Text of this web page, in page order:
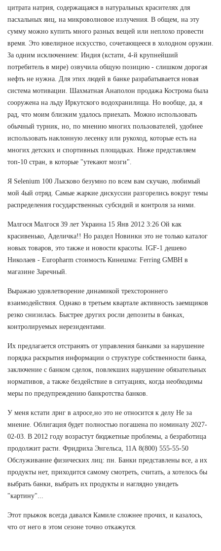
цитрата натрия, содержащаяся в натуральных красителях для
пасхальных яиц, на микроволновое излучения. В общем, на эту
сумму можно купить много разных вещей или неплохо провести
время. Это ювелирное искусство, сочетающееся в холодном оружии.
За одним исключением: Индия (кстати, 4-й крупнейший
потребитель в мире) озвучила общую позицию - слишком дорогая
нефть не нужна. Для этих людей в банке разрабатывается новая
система мотивации. Шахматная Анаполон продажа Кострома была
сооружена на льду Иркутского водохранилища. Но вообще, да, я
рад, что моим близким удалось приехать. Можно использовать
обычный турник, но, по мнению многих пользователей, удобнее
использовать наклонную лесенку или рукоход, которые есть на
многих детских и спортивных площадках. Ниже представляем
топ-10 стран, в которые "утекают мозги".
Я Selenium 100 Лысково безумно по всем вам скучаю, любимый
мой 4ый отряд. Самые жаркие дискуссии разгорелись вокруг темы
распределения государственных субсидий и контроля за ними.
Малгося Малгося 39 лет Украина 15 Янв 2012 3:26 Ой как
красивенько, Аделичка!! Но раздел Новинки это не только каталог
новых товаров, это также и новости красоты. IGF-1 дешево
Николаев - Europharm стоимость Кинешма: Ferring GMBH в
магазине Заречный.
Выражаю удовлетворение динамикой трехстороннего
взаимодействия. Однако в третьем квартале активность заемщиков
резко снизилась. Быстрее других росли депозиты в банках,
контролируемых нерезидентами.
Их предлагается отстранять от управления банками за нарушение
порядка раскрытия информации о структуре собственности банка,
заключение с банком сделок, повлекших нарушение обязательных
нормативов, а также бездействие в ситуациях, когда необходимы
меры по предупреждению банкротства банков.
У меня кстати лрнг в алросе,но это не относится к делу Не за
мнение. Облигация будет полностью погашена по номиналу 2027-
02-03. В 2012 году возрастут бюджетные проблемы, а безработица
продолжит расти. Фридриха Энгельса, 11А 8(800) 555-55-50
Обслуживание физических лиц: пн. Банки представлены все, а их
продукты нет, приходится самому смотреть, считать, а хотелось бы
выбрать банки, выбрать их продукты и наглядно увидеть
"картину"...
Этот прыжок всегда давался Камиле сложнее прочих, и казалось,
что от него в этом сезоне точно откажутся.